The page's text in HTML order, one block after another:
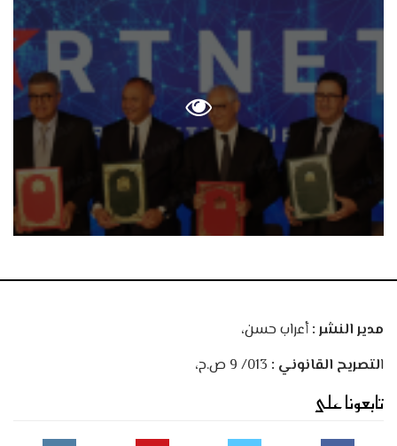
مدير النشر :أعراب حسن،
التصريح القانوني :
تابعونا على